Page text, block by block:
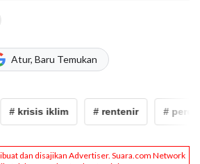
Atur, Baru Temukan
# krisis iklim # rentenir #